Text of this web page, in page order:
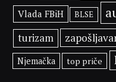
Vlada FBiH BLSE
turizam
Njemačka top priče